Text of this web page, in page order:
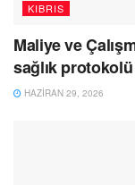
KIBRIS
Maliye ve
sağlık
HAZIRAN 29, 2026